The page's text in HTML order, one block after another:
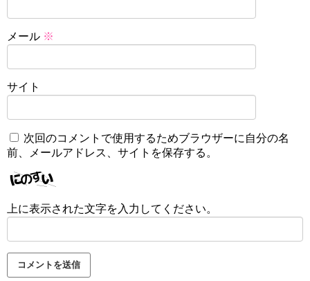
メール ※
サイト
次回のコメントで使用するためブラウザーに自分の名
前、メールアドレス、サイトを保存する。
上に表示された文字を入力してください。